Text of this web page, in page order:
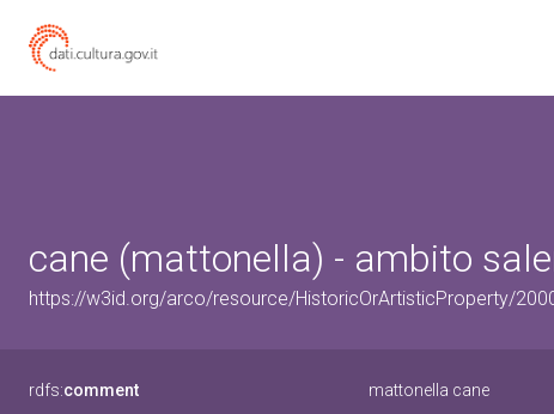
cane (mattonella) - ambito
https://w3id.org/arco/resource/HistoricOrArtisticProperty/
rdfs:comment mattonella cane